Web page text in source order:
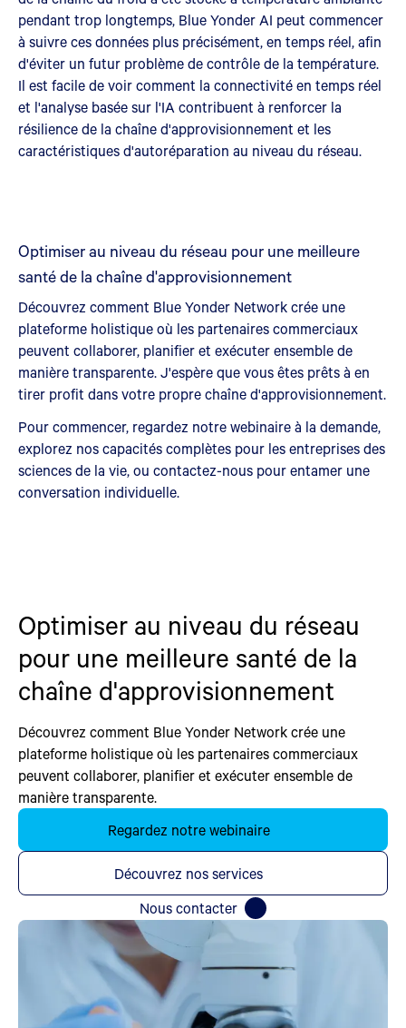
pendant trop longtemps, Blue Yonder AI peut commencer
à suivre ces données plus précisément, en temps réel, afin
d'éviter un futur problème de contrôle de la température.
Il est facile de voir comment la connectivité en temps réel
et l'analyse basée sur l'IA contribuent à renforcer la
résilience de la chaîne d'approvisionnement et les
caractéristiques d'autoréparation au niveau du réseau.
Optimiser au niveau du réseau pour une meilleure
santé de la chaîne d'approvisionnement
Découvrez comment Blue Yonder Network crée une
plateforme holistique où les partenaires commerciaux
peuvent collaborer, planifier et exécuter ensemble de
manière transparente. J'espère que vous êtes prêts à en
tirer profit dans votre propre chaîne d'approvisionnement.
Pour commencer, regardez notre webinaire à la demande,
explorez nos capacités complètes pour les entreprises des
sciences de la vie, ou contactez-nous pour entamer une
conversation individuelle.
Optimiser au niveau du réseau
pour une meilleure santé de la
chaîne d'approvisionnement
Découvrez comment Blue Yonder Network crée une
plateforme holistique où les partenaires commerciaux
peuvent collaborer, planifier et exécuter ensemble de
manière transparente.
Regardez notre webinaire
Découvrez nos services
Nous contacter